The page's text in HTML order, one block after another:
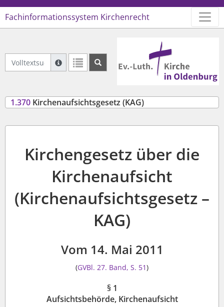
Fachinformationssystem Kirchenrecht
Volltextsuche Geltendes RechtSuche mit Platzhalter "*", Bsp. Pfarrer*, findet
Weitere Suchoperatoren finden Sie in unserer Hilfe.
Logo Ev.-Luth. Kirche in
1.370 Kirchenaufsichtsgesetz (KAG)
Kirchengesetz über die
Kirchenaufsicht
(Kirchenaufsichtsgesetz –
KAG)
Vom 14. Mai 2011
(GVBl. 27. Band, S. 51)
§ 1
Aufsichtsbehörde, Kirchenaufsicht